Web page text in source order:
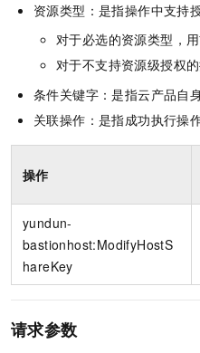
资源类型：是指操作中支持
对于必选的资源类型，用
对于不支持资源级授权
条件关键字：是指云产品自
关联操作：是指成功执行操
操作
yundun-
bastionhost:ModifyHostS
hareKey
请求参数
Happy 系列大模型
新一代 AI 视频生成模型，深度适配广告营销等场景
大模型解决方案
快速部署 Dify，高效搭建 AI 应用